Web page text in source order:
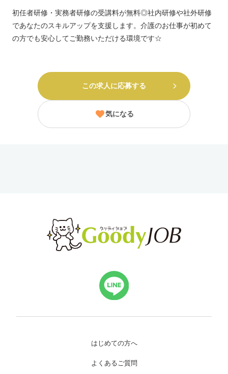
初任者研修・実務者研修の受講料が無料◎社内研修や社外研修
であなたのスキルアップを支援します。介護のお仕事が初めて
の方でも安心してご勤務いただける環境です☆
この求人に応募する
気になる
はじめての方へ
よくあるご質問